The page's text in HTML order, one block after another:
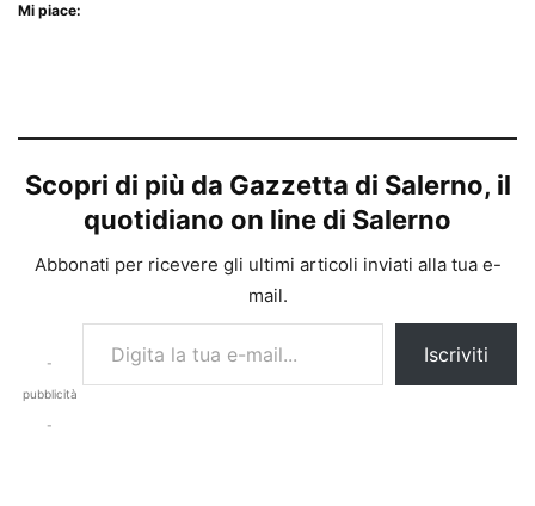
Mi piace:
Scopri di più da Gazzetta di Salerno, il
quotidiano on line di Salerno
Abbonati per ricevere gli ultimi articoli inviati alla tua e-
mail.
-
pubblicità
-
Digita la tua e-mail...
Iscriviti